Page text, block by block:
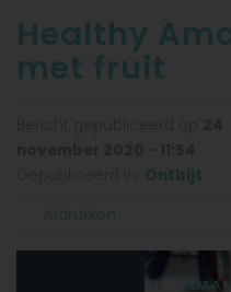
Healthy
met fruit
Ontbijt
Afdrukken